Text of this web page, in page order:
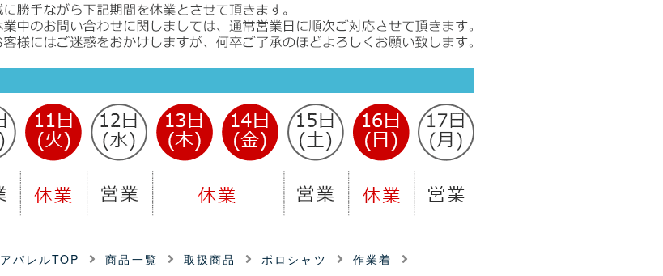
パレルTOP 商品一覧 取扱商品 ポロシャツ
作業着